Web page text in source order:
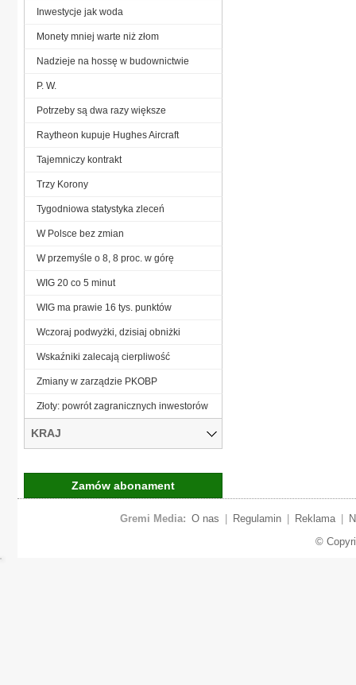
Inwestycje jak woda
Monety mniej warte niż złom
Nadzieje na hossę w budownictwie
P. W.
Potrzeby są dwa razy większe
Raytheon kupuje Hughes Aircraft
Tajemniczy kontrakt
Trzy Korony
Tygodniowa statystyka zleceń
W Polsce bez zmian
W przemyśle o 8, 8 proc. w górę
WIG 20 co 5 minut
WIG ma prawie 16 tys. punktów
Wczoraj podwyżki, dzisiaj obniżki
Wskaźniki zalecają cierpliwość
Zmiany w zarządzie PKOBP
Złoty: powrót zagranicznych inwestorów
KRAJ
Zamów abonament
Gremi Media: O nas Regulamin Reklama
©